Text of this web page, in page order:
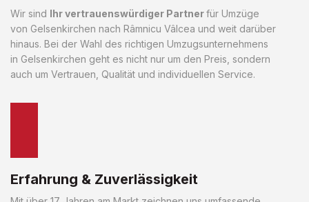
Wir sind Ihr vertrauenswürdiger Partnerfür Umzüge
von Gelsenkirchen nach Râmnicu Vâlcea und weit darüber
hinaus. Bei der Wahl des richtigen Umzugsunternehmens
in Gelsenkirchen geht es nicht nur um den Preis, sondern
auch um Vertrauen, Qualität und individuellen Service.
Erfahrung & Zuverlässigkeit